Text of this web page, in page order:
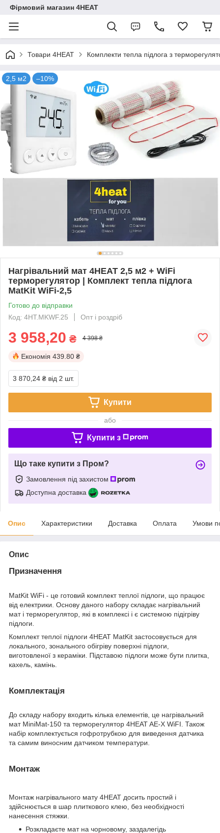
Фірмовий магазин 4HEAT
Товари 4HEAT Комплекти тепла підлога з
2,5 м2 –10%
Нагрівальний мат 4HEAT 2,5 м2 + WiFi
терморегулятор | Комплект тепла підлога
MatKit WiFi-2,5
Готово до відправки
Код: 4HT.MKWF.25
Опт і роздріб
3 958,20 ₴ 4 398 ₴
Економія 439.80 ₴
3 870,24 ₴ від 2 шт.
Купити
або
Купити з
Що таке купити з Пром?
Замовлення під захистом
Доступна доставка
Опис Характеристики Доставка Оплата Умови
Опис
Призначення
MatKit WiFi - це готовий комплект теплої підлоги, що працює
від електрики. Основу даного набору складає нагрівальний
мат і терморегулятор, які в комплексі і є системою підігріву
підлоги.
Комплект теплої підлоги 4HEAT MatKit застосовується для
локального, зонального обігріву поверхні підлоги,
виготовленої з кераміки. Підставою підлоги може бути плитка,
кахель, камінь.
Комплектація
До складу набору входить кілька елементів, це нагрівальний
мат MiniMat-150 та терморегулятор 4HEAT AE-X WiFI. Також
набір комплектується гофротрубкою для виведення датчика
та самим виносним датчиком температури.
Монтаж
Монтаж нагрівального мату 4HEAT досить простий і
здійснюється в шар плиткового клею, без необхідності
нанесення стяжки.
Розкладаєте мат на чорновому, заздалегідь